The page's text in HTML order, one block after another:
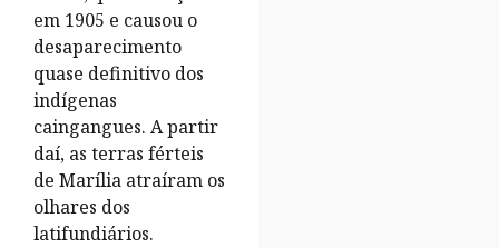
em 1905 e causou o
desaparecimento
quase definitivo dos
indígenas
caingangues. A partir
daí, as terras férteis
de Marília atraíram os
olhares dos
latifundiários.